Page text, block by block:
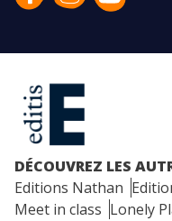
DÉCOUVREZ LES
Editions Nathan
Meet in class Lonely